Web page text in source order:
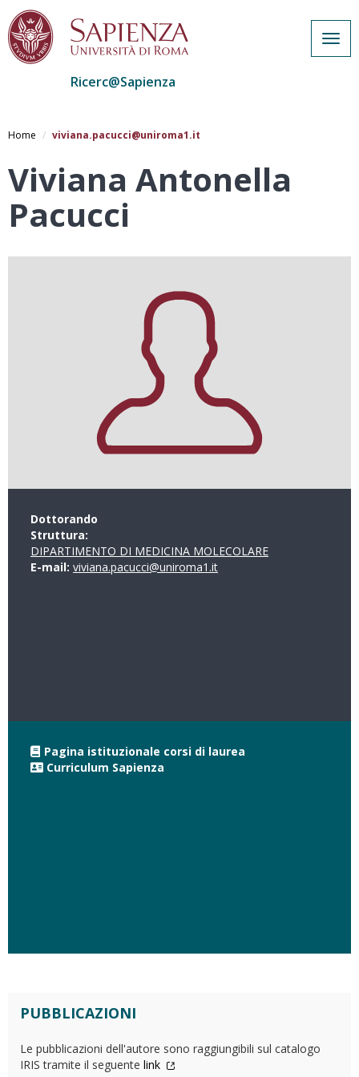
al
principale
Ricerc@Sapienza
Home viviana.pacucci@uniroma1.it
Viviana Antonella
Pacucci
Dottorando
Struttura:
DIPARTIMENTO DI MEDICINA MOLECOLARE
E-mail: viviana.pacucci@uniroma1.it
Pagina istituzionale corsi di laurea
Curriculum Sapienza
PUBBLICAZIONI
Le pubblicazioni dell'autore sono raggiungibili sul catalogo
IRIS tramite il seguente link